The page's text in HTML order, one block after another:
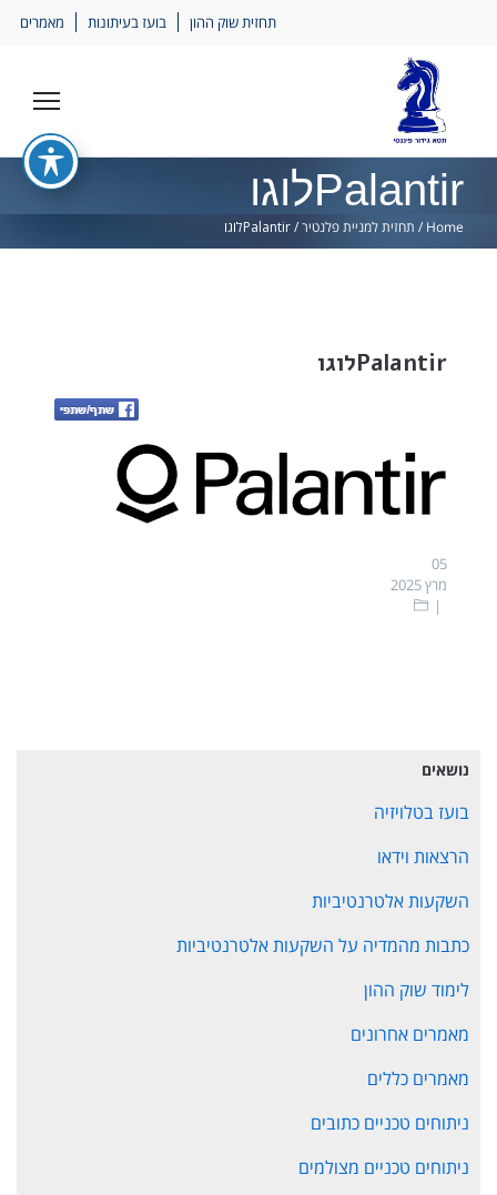
תחזית שוק ההון בועז בעיתונות מאמרים
Palantirלוגו
Home
/ תחזית למניית פלנטיר/Palantirלוגו
Palantirלוגו
05
מרץ 2025
נושאים
בועז בטלויזיה
הרצאות וידאו
השקעות אלטרנטיביות
כתבות מהמדיה על השקעות אלטרנטיביות
לימוד שוק ההון
מאמרים אחרונים
מאמרים כללים
ניתוחים טכניים כתובים
ניתוחים טכניים מצולמים